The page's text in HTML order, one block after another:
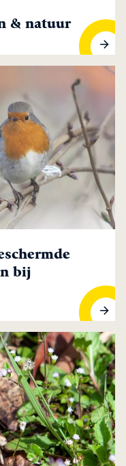
& natuur
bij
dier- en plantensoorten